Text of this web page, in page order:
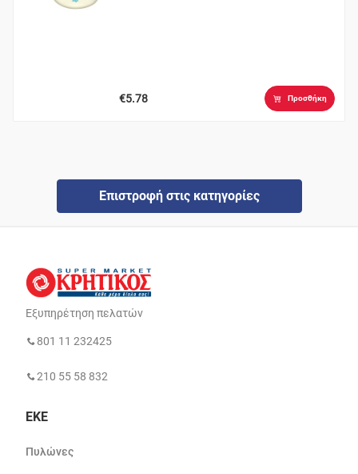
€5.78 Προσθήκη
Επιστροφή στις κατηγορίες
Εξυπηρέτηση πελατών
801 11 232425
210 55 58 832
ΕΚΕ
Πυλώνες